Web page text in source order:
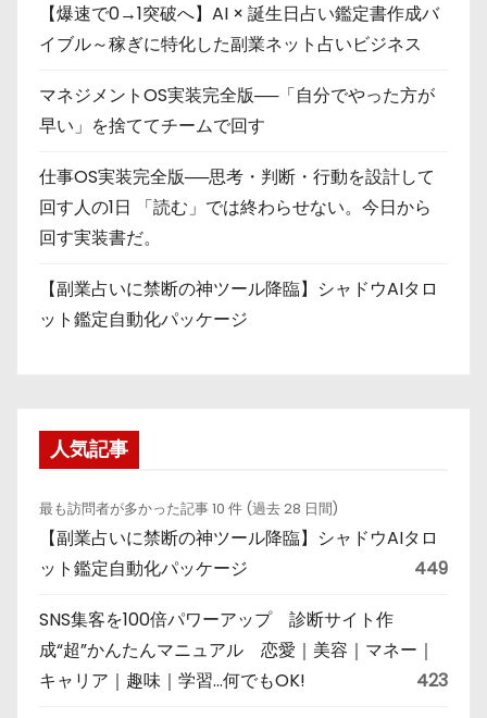
【爆速で0→1突破へ】AI × 誕生日占い鑑定書作成バ
イブル～稼ぎに特化した副業ネット占いビジネス
マネジメントOS実装完全版──「自分でやった方が
早い」を捨ててチームで回す
仕事OS実装完全版──思考・判断・行動を設計して
回す人の1日 「読む」では終わらせない。今日から
回す実装書だ。
【副業占いに禁断の神ツール降臨】シャドウAIタロ
ット鑑定自動化パッケージ
人気記事
最も訪問者が多かった記事 10 件 (過去 28 日間)
【副業占いに禁断の神ツール降臨】シャドウAIタロ
ット鑑定自動化パッケージ
449
SNS集客を100倍パワーアップ 診断サイト作
成“超”かんたんマニュアル 恋愛｜美容｜マネー｜
キャリア｜趣味｜学習…何でもOK!
423